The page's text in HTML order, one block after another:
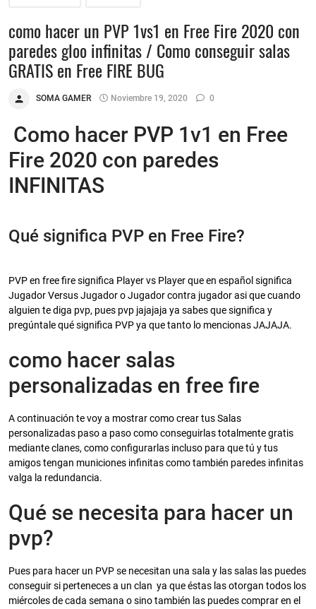
como hacer un PVP 1vs1 en Free Fire 2020 con
paredes gloo infinitas / Como conseguir salas
GRATIS en Free FIRE BUG
SOMA GAMER Noviembre 19, 2020 0
Como hacer PVP 1v1 en Free
Fire 2020 con paredes
INFINITAS
Qué significa PVP en Free Fire?
PVP en free fire significa Player vs Player que en español significa
Jugador Versus Jugador o Jugador contra jugador asi que cuando
alguien te diga pvp, pues pvp jajajaja ya sabes que significa y
pregúntale qué significa PVP ya que tanto lo mencionas JAJAJA.
como hacer salas
personalizadas en free fire
A continuación te voy a mostrar como crear tus Salas
personalizadas paso a paso como conseguirlas totalmente gratis
mediante clanes, como configurarlas incluso para que tú y tus
amigos tengan municiones infinitas como también paredes infinitas
valga la redundancia.
Qué se necesita para hacer un
pvp?
Pues para hacer un PVP se necesitan una sala y las salas las puedes
conseguir si perteneces a un clan ya que éstas las otorgan todos los
miércoles de cada semana o sino también las puedes comprar en el